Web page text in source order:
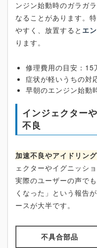
ンジン始動時のガラガ
なることがあります。
やすく、放置すると エ
ります。
修理費用の目安：15
症状が軽いうちの対
早朝のエンジン始動
インジェクター
不良
加速不良やアイドリン
ェクターやイグニッシ
実際のユーザーの声で
くなった」という報告
ースが大半です。
不具合部品